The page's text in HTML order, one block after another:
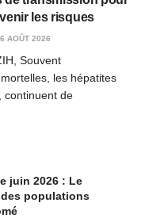
les risques
6 AOÛT 2026
Souvent
les hépatites
continuent de
juin 2026 : Le
populations